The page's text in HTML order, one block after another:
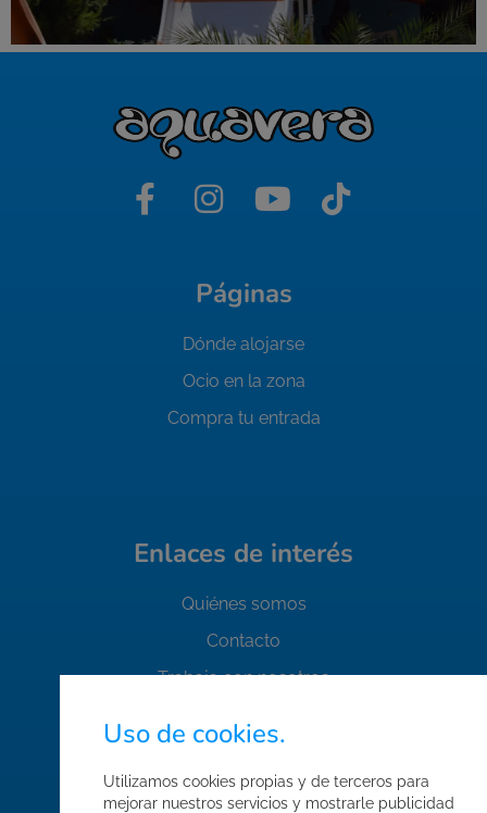
Páginas
Dónde alojarse
Ocio en la zona
Compra tu entrada
Enlaces de interés
Quiénes somos
Contacto
Trabaja con nosotros
Condiciones de compra
Uso de cookies.
Utilizamos cookies propias y de terceros para
mejorar nuestros servicios y mostrarle publicidad